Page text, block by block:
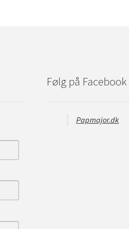
Følg på Facebook
Papmajor.dk